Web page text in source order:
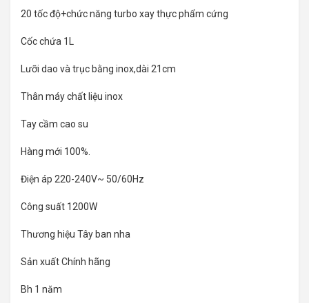
20 tốc độ+chức năng turbo xay thực phẩm cứng
Cốc chứa 1L
Lưỡi dao và trục bằng inox,dài 21cm
Thân máy chất liệu inox
Tay cầm cao su
Hàng mới 100%.
Điện áp 220-240V~ 50/60Hz
Công suất 1200W
Thương hiệu Tây ban nha
Sản xuất Chính hãng
Bh 1 năm